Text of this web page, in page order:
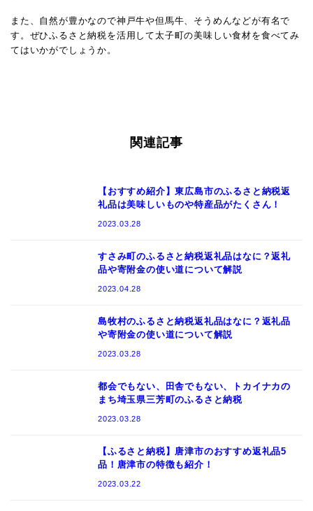
また、自然が豊かなので神戸牛や但馬牛、そうめんなどが有名で
す。 ぜひふるさと納税を活用して太子町の美味しい食材を食べてみ
てはいかがでしょうか。
関連記事
2023.03.28
【おすすめ紹介】東広島市のふるさと納税返
礼品は美味しいものや特産品がたくさん！
2023.04.28
すさみ町のふるさと納税返礼品はなに？返礼
品や寄附金の使い道について解説
2023.03.28
島牧村のふるさと納税返礼品はなに？返礼品
や寄附金の使い道について解説
2023.03.28
都会でもない、田舎でもない、トカイナカの
まち埼玉県三芳町のふるさと納税
2023.03.22
【ふるさと納税】唐津市のおすすめ返礼品5
品！唐津市の特徴も紹介！